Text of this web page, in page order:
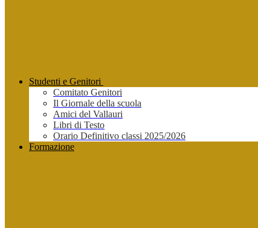
Studenti e Genitori
Comitato Genitori
Il Giornale della scuola
Amici del Vallauri
Libri di Testo
Orario Definitivo classi 2025/2026
Formazione